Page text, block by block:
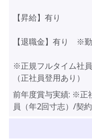
【昇給】有り
【退職金】有り ※勤
※正規フルタイム社
（正社員登用あり）
前年度賞与実績: ※正
員（年2回寸志）/契